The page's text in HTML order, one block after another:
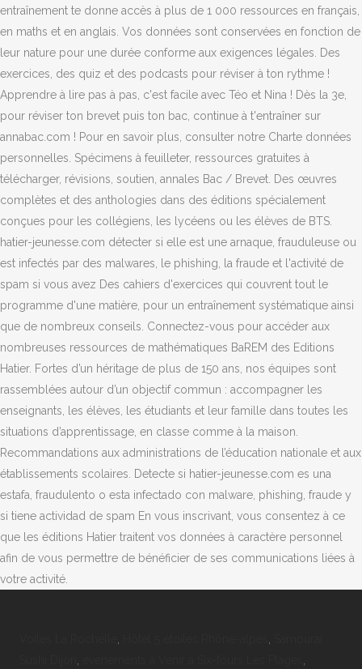
entraînement te donne accès à plus de 1 000 ressources en français,
en maths et en anglais. Vos données sont conservées en fonction de
leur nature pour une durée conforme aux exigences légales. Des
exercices, des quiz et des podcasts pour réviser à ton rythme !
Apprendre à lire pas à pas, c'est facile avec Téo et Nina ! Dès la 3e,
pour réviser ton brevet puis ton bac, continue à t'entraîner sur
annabac.com ! Pour en savoir plus, consulter notre Charte données
personnelles. Spécimens à feuilleter, ressources gratuites à
télécharger, révisions, soutien, annales Bac / Brevet. Des œuvres
complètes et des anthologies dans des éditions spécialement
conçues pour les collégiens, les lycéens ou les élèves de BTS.
hatier-jeunesse.com détecter si elle est une arnaque, frauduleuse ou
est infectés par des malwares, le phishing, la fraude et l'activité de
spam si vous avez Des cahiers d'exercices qui couvrent tout le
programme d'une matière, pour un entraînement systématique ainsi
que de nombreux conseils. Connectez-vous pour accéder aux
nombreuses ressources de mathématiques BaREM des Editions
Hatier. Fortes d’un héritage de plus de 150 ans, nos équipes sont
rassemblées autour d’un objectif commun : accompagner les
enseignants, les élèves, les étudiants et leur famille dans toutes les
situations d’apprentissage, en classe comme à la maison.
Recommandations aux administrations de l’éducation nationale et aux
établissements scolaires. Detecte si hatier-jeunesse.com es una
estafa, fraudulento o esta infectado con malware, phishing, fraude y
si tiene actividad de spam En vous inscrivant, vous consentez à ce
que les éditions Hatier traitent vos données à caractère personnel
afin de vous permettre de bénéficier de ses communications liées à
votre activité.